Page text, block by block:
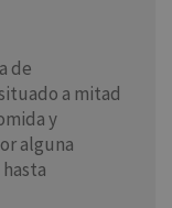
de
a mitad
y
alguna